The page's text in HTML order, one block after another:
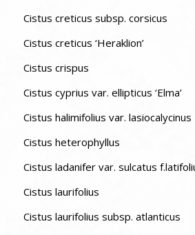
Cistus creticus subsp. corsicus
Cistus creticus ‘Heraklion’
Cistus crispus
Cistus cyprius var. ellipticus ‘Elma’
Cistus halimifolius var. lasiocalycinus
Cistus heterophyllus
Cistus ladanifer var. sulcatus
Cistus laurifolius
Cistus laurifolius subsp. atlanticus